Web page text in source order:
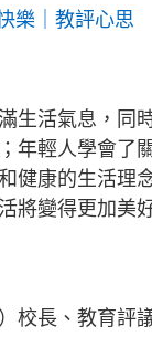
樂｜教評心思
生活氣息，同
年輕人學會了
健康的生活理
將變得更加美
校長、教育評